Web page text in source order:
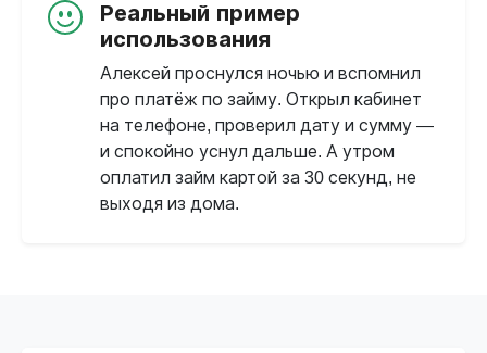
Реальный пример
использования
Алексей проснулся ночью и вспомнил
про платёж по займу. Открыл кабинет
на телефоне, проверил дату и сумму —
и спокойно уснул дальше. А утром
оплатил займ картой за 30 секунд, не
выходя из дома.